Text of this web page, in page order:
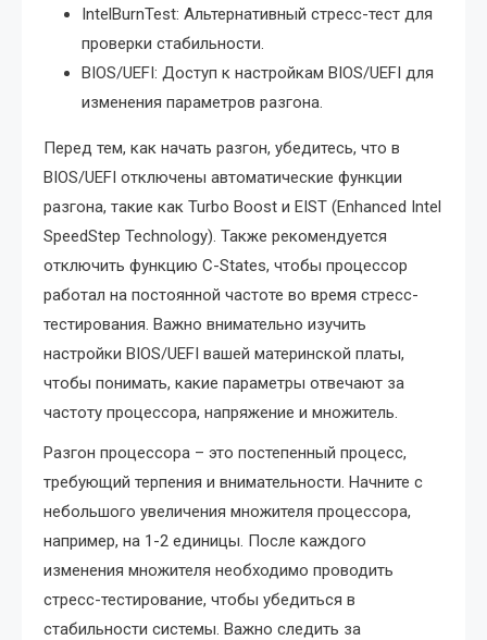
IntelBurnTest: Альтернативный стресс-тест для
проверки стабильности.
BIOS/UEFI: Доступ к настройкам BIOS/UEFI для
изменения параметров разгона.
Перед тем, как начать разгон, убедитесь, что в
BIOS/UEFI отключены автоматические функции
разгона, такие как Turbo Boost и EIST (Enhanced Intel
SpeedStep Technology). Также рекомендуется
отключить функцию C-States, чтобы процессор
работал на постоянной частоте во время стресс-
тестирования. Важно внимательно изучить
настройки BIOS/UEFI вашей материнской платы,
чтобы понимать, какие параметры отвечают за
частоту процессора, напряжение и множитель.
Разгон процессора – это постепенный процесс,
требующий терпения и внимательности. Начните с
небольшого увеличения множителя процессора,
например, на 1-2 единицы. После каждого
изменения множителя необходимо проводить
стресс-тестирование, чтобы убедиться в
стабильности системы. Важно следить за